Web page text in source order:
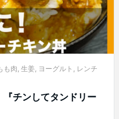
も肉, 生姜, ヨーグルト , レンチ
『チンしてタンドリー